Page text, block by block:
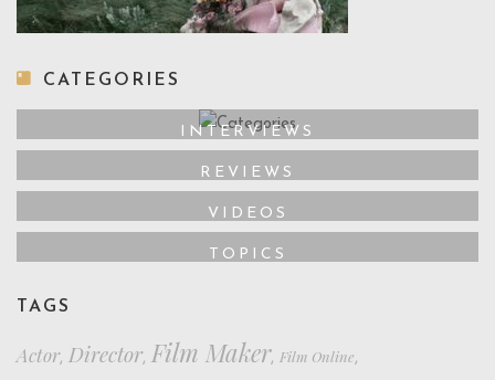
CATEGORIES
INTERVIEWS
REVIEWS
VIDEOS
TOPICS
TAGS
Actor, Director, Film Maker, Film Online,